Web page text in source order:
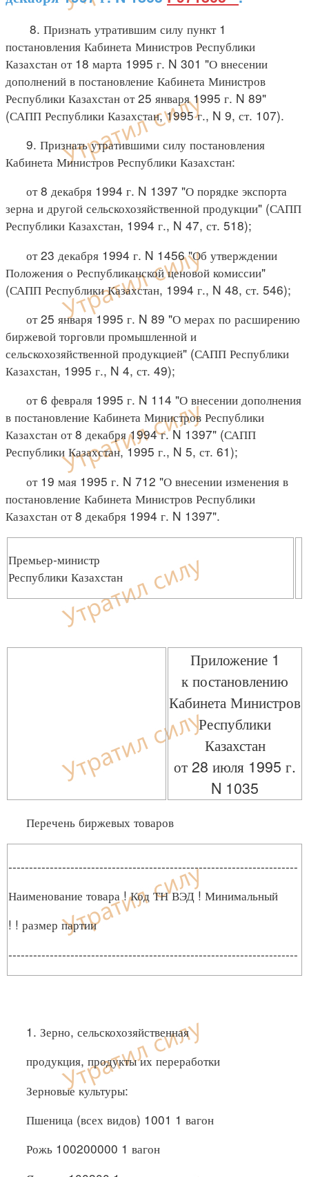
8. Признать утратившим силу пункт 1
постановления Кабинета Министров Республики
Казахстан от 18 марта 1995 г. N 301 "О внесении
дополнений в постановление Кабинета Министров
Республики Казахстан от 25 января 1995 г. N 89"
(САПП Республики Казахстан, 1995 г., N 9, ст. 107).
9. Признать утратившими силу постановления
Кабинета Министров Республики Казахстан:
от 8 декабря 1994 г. N 1397 "О порядке экспорта
зерна и другой сельскохозяйственной продукции" (САПП
Республики Казахстан, 1994 г., N 47, ст. 518);
от 23 декабря 1994 г. N 1456 "Об утверждении
Положения о Республиканской ценовой комиссии"
(САПП Республики Казахстан, 1994 г., N 48, ст. 546);
от 25 января 1995 г. N 89 "О мерах по расширению
биржевой торговли промышленной и
сельскохозяйственной продукцией" (САПП Республики
Казахстан, 1995 г., N 4, ст. 49);
от 6 февраля 1995 г. N 114 "О внесении дополнения
в постановление Кабинета Министров Республики
Казахстан от 8 декабря 1994 г. N 1397" (САПП
Республики Казахстан, 1995 г., N 5, ст. 61);
от 19 мая 1995 г. N 712 "О внесении изменения в
постановление Кабинета Министров Республики
Казахстан от 8 декабря 1994 г. N 1397".
Премьер-министр
Республики Казахстан
Приложение 1
к постановлению
Кабинета Министров
Республики
Казахстан
от 28 июля 1995 г.
N 1035
Перечень биржевых товаров
----------------------------------------------------------------------
Наименование товара ! Код ТН ВЭД ! Минимальный
! ! размер партии
----------------------------------------------------------------------
1. Зерно, сельскохозяйственная
продукция, продукты их переработки
Зерновые культуры:
Пшеница (всех видов) 1001 1 вагон
Рожь 100200000 1 вагон